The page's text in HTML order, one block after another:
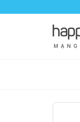
M Ạ N G